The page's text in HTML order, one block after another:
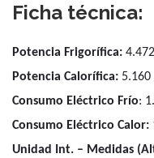
Ficha técnica:
Potencia Frigorífica: 4.472
Potencia Calorífica: 5.160
Consumo Eléctrico Frío:
Consumo Eléctrico Calor:
Unidad Int. – Medidas